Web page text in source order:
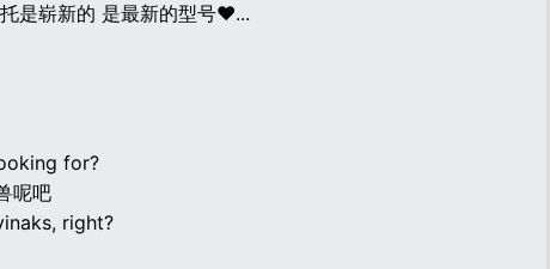
是崭新的 是最新的型号♥...
for?
呢吧
right?